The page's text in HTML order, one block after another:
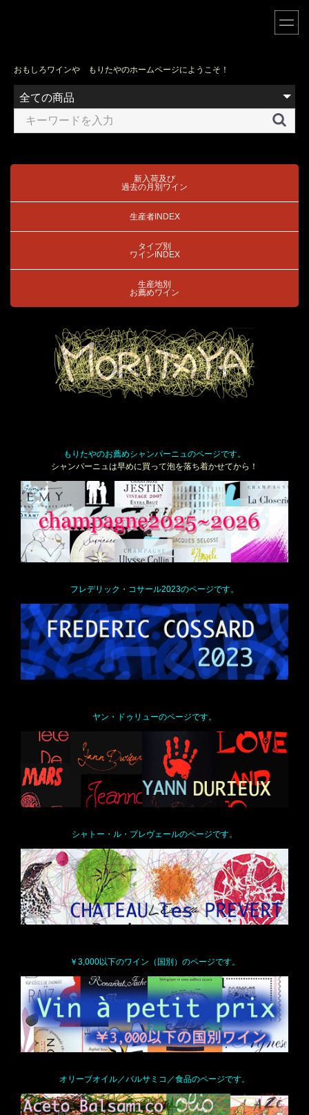
おもしろワインや もりたやのホームページにようこそ！
新入荷及び
過去の月別ワイン
生産者INDEX
タイプ別
ワインINDEX
生産地別
お薦めワイン
もりたやのお薦めシャンパーニュのページです。
シャンパーニュは早めに買って泡を落ち着かせてから！
フレデリック・コサール2023のページです。
ヤン・ドゥリューのページです。
シャトー・ル・プレヴェールのページです。
￥3,000以下のワイン（国別）のページです。
オリーブオイル／バルサミコ／食品のページです。